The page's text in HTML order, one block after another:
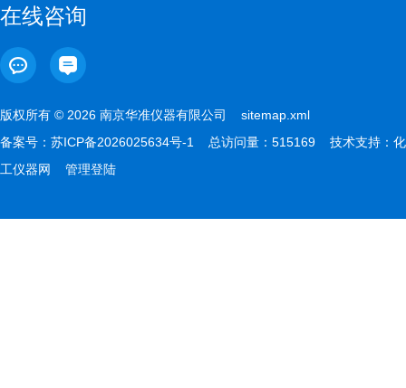
在线咨询
版权所有 © 2026 南京华准仪器有限公司 sitemap.xml
备案号： 苏ICP备2026025634号-1 总访问量：515169 技术支持： 化
工仪器网
管理登陆